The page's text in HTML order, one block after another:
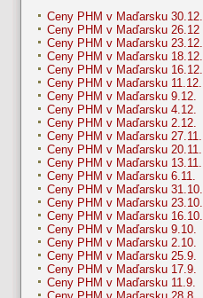
Ceny PHM v Maďarsku 30.12.
Ceny PHM v Maďarsku 26.12
Ceny PHM v Maďarsku 23.12.
Ceny PHM v Maďarsku 18.12.
Ceny PHM v Maďarsku 16.12.
Ceny PHM v Maďarsku 11.12.
Ceny PHM v Maďarsku 9.12.
Ceny PHM v Maďarsku 4.12.
Ceny PHM v Maďarsku 2.12.
Ceny PHM v Maďarsku 27.11.
Ceny PHM v Maďarsku 20.11.
Ceny PHM v Maďarsku 13.11.
Ceny PHM v Maďarsku 6.11.
Ceny PHM v Maďarsku 31.10.
Ceny PHM v Maďarsku 23.10.
Ceny PHM v Maďarsku 16.10.
Ceny PHM v Maďarsku 9.10.
Ceny PHM v Maďarsku 2.10.
Ceny PHM v Maďarsku 25.9.
Ceny PHM v Maďarsku 17.9.
Ceny PHM v Maďarsku 11.9.